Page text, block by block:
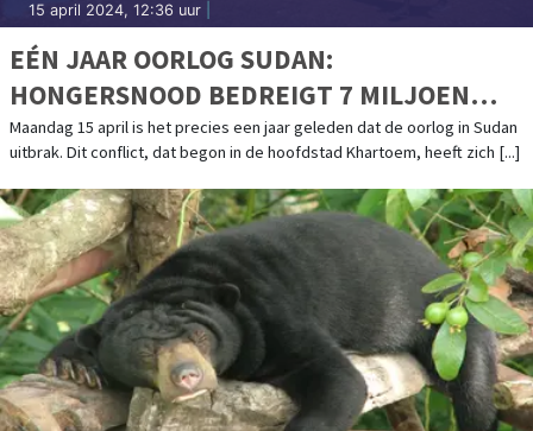
15 april 2024, 12:36 uur
EÉN JAAR OORLOG SUDAN:
HONGERSNOOD BEDREIGT 7 MILJOEN
MENSEN
Maandag 15 april is het precies een jaar geleden dat de oorlog in Sudan
uitbrak. Dit conflict, dat begon in de hoofdstad Khartoem, heeft zich [...]